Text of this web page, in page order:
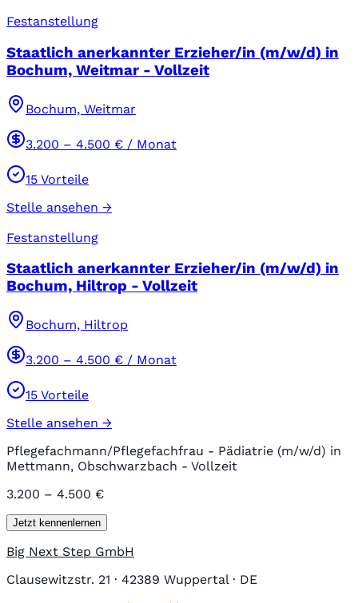
Festanstellung
Staatlich anerkannter Erzieher/in (m/w/d) in
Bochum, Weitmar - Vollzeit
Bochum, Weitmar
3.200 – 4.500 € / Monat
15 Vorteile
Stelle ansehen →
Festanstellung
Staatlich anerkannter Erzieher/in (m/w/d) in
Bochum, Hiltrop - Vollzeit
Bochum, Hiltrop
3.200 – 4.500 € / Monat
15 Vorteile
Stelle ansehen →
Pflegefachmann/Pflegefachfrau - Pädiatrie (m/w/d) in
Mettmann, Obschwarzbach - Vollzeit
3.200 – 4.500 €
Jetzt kennenlernen
Big Next Step GmbH
Clausewitzstr. 21 · 42389 Wuppertal · DE